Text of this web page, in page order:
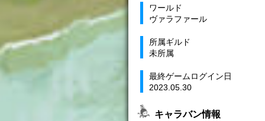
ワールド
ヴァラファール
所属ギルド
未所属
最終ゲームログイン日
2023.05.30
キャラバン情報